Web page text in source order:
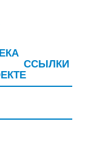
ССЫЛКИ